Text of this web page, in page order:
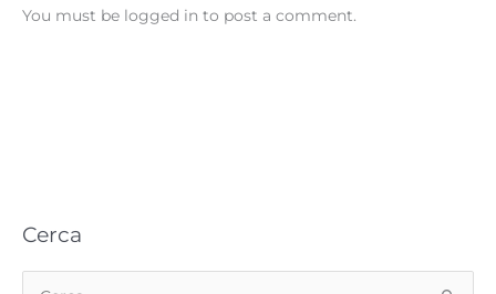
You must be logged in to post a comment.
Cerca